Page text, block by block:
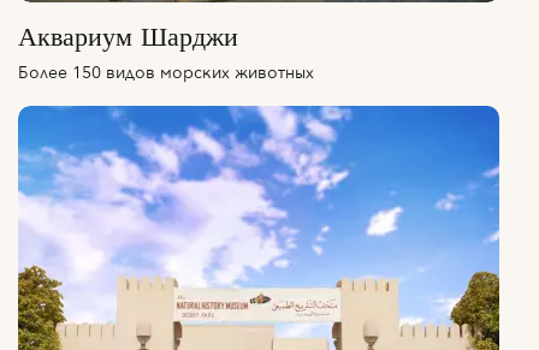
Аквариум Шарджи
Более 150 видов морских животных